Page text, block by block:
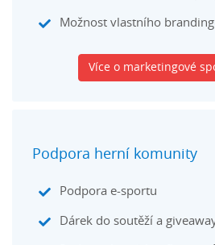
Možnost vlastního
Více o marketingové
Podpora herní komunity
Podpora e-sportu
Dárek do soutěží a